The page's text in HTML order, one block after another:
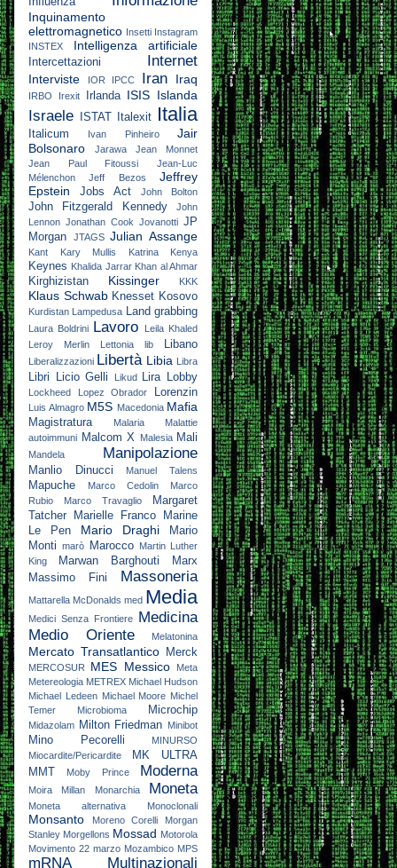
Inquinamento
elettromagnetico Insetti Instagram
INSTEX
Intelligenza artificiale
Intercettazioni Internet
Interviste IOR IPCC Iran Iraq
IRBO Irexit Irlanda ISIS Islanda
Israele ISTAT Italexit Italia
Italicum Ivan Pinheiro
Jair
Bolsonaro
Jarawa
Jean Monnet
Jean Paul Fitoussi
Jean-Luc
Mélenchon
Jeff Bezos
Jeffrey
Epstein
Jobs Act John Bolton
John Fitzgerald Kennedy
John
Lennon Jonathan Cook Jovanotti JP
Morgan
JTAGS Julian Assange
Kant Kary Mullis Katrina Kenya
Keynes Khalida Jarrar Khan al Ahmar
Kirghizistan Kissinger KKK
Klaus Schwab Knesset Kosovo
Kurdistan Lampedusa Land grabbing
Laura Boldrini Lavoro
Leila Khaled
Leroy Merlin
Lettonia lib Libano
Liberalizzazioni Libertà Libia Libra
Libri Licio Gelli Likud Lira Lobby
Lockheed Lopez Obrador Lorenzin
Luis Almagro M5S Macedonia Mafia
Magistratura Malaria
Malattie
autoimmuni Malcom X Malesia Mali
Mandela Manipolazione
Manlio Dinucci Manuel Talens
Mapuche Marco Cedolin
Marco
Rubio
Marco Travaglio
Margaret
Tatcher
Marielle Franco
Marine
Le Pen
Mario Draghi
Mario
Monti
marò Marocco
Martin Luther
King
Marwan Barghouti
Marx
Massimo Fini
Massoneria
Mattarella McDonalds med Media
Medici Senza Frontiere Medicina
Medio Oriente
Melatonina
Mercato Transatlantico Merck
MERCOSUR MES Messico
Meta
Metereologia METREX Michael Hudson
Michael Ledeen Michael Moore Michel
Temer
Microbioma Microchip
Midazolam Milton Friedman Minibot
Mino Pecorelli
MINURSO
Miocardite/Pericardite
MK ULTRA
MMT
Moby Prince Moderna
Moira Millan Monarchia Moneta
Moneta alternativa Monoclonali
Monsanto Moreno Corelli
Morgan
Stanley Morgellons Mossad Motorola
Movimento 22 marzo Mozambico MPS
mRNA Multinazionali